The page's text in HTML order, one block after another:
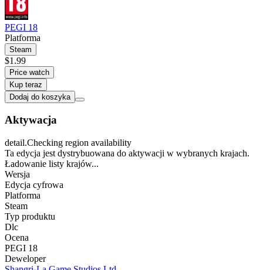
PEGI 18
Platforma
Steam
$1.99
Price watch
Kup teraz
Dodaj do koszyka
Aktywacja
detail.Checking region availability
Ta edycja jest dystrybuowana do aktywacji w wybranych krajach.
Ładowanie listy krajów...
Wersja
Edycja cyfrowa
Platforma
Steam
Typ produktu
Dlc
Ocena
PEGI 18
Deweloper